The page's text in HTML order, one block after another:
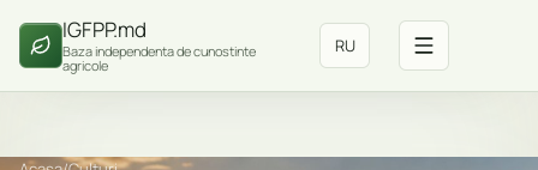
IGFPP.md
Baza independenta de cunostinte
agricole
RU